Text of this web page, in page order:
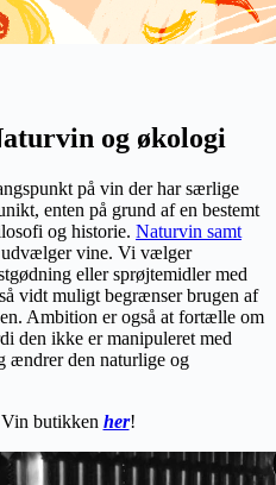
og økologi
på vin der har særlige
enten på grund af en bestemt
og historie. Naturvin samt
udvælger vine. Vi vælger
eller sprøjtemidler med
vidt muligt begrænser brugen af
Ambition er også at fortælle om
den ikke er manipuleret med
ændrer den naturlige og
butikken her!